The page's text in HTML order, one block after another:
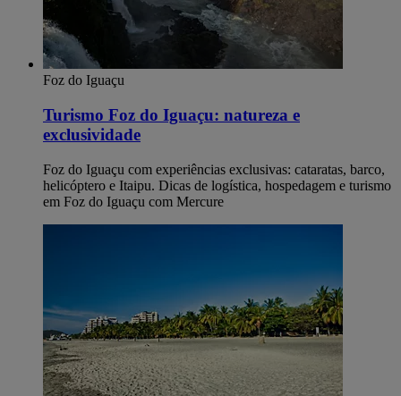
Foz do Iguaçu
Turismo Foz do Iguaçu: natureza e
exclusividade
Foz do Iguaçu com experiências exclusivas: cataratas, barco,
helicóptero e Itaipu. Dicas de logística, hospedagem e turismo
em Foz do Iguaçu com Mercure